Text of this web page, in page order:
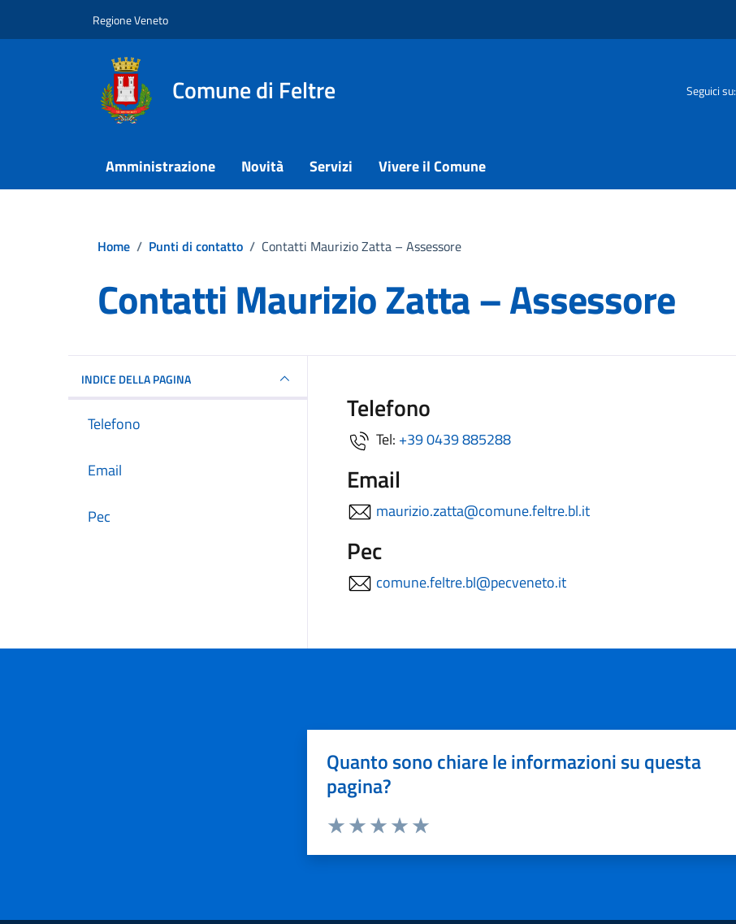
Regione Veneto
Comune di Feltre Seguici su:
Amministrazione Novità Servizi Vivere il Comune
Home / Punti di contatto / Contatti Maurizio Zatta – Assessore
Contatti Maurizio Zatta – Assessore
INDICE DELLA PAGINA
Telefono
Email
Pec
Telefono
Tel: +39 0439 885288
Email
maurizio.zatta@comune.feltre.bl.it
Pec
comune.feltre.bl@pecveneto.it
Quanto sono chiare le informazioni su questa
pagina?